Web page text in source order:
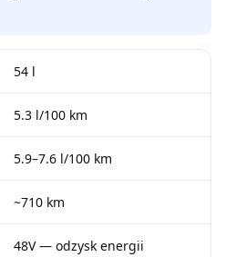
54 l
5.3 l/100 km
5.9–7.6 l/100 km
~710 km
48V — odzysk energii